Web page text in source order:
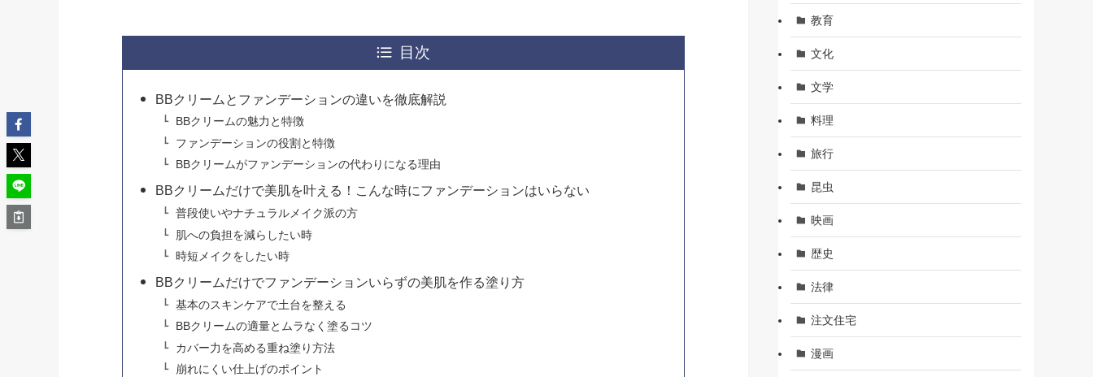
目次
BBクリームとファンデーションの違いを徹底解説
BBクリームの魅力と特徴
ファンデーションの役割と特徴
BBクリームがファンデーションの代わりになる理由
BBクリームだけで美肌を叶える！こんな時にファンデーションはいらない
普段使いやナチュラルメイク派の方
肌への負担を減らしたい時
時短メイクをしたい時
BBクリームだけでファンデーションいらずの美肌を作る塗り方
基本のスキンケアで土台を整える
BBクリームの適量とムラなく塗るコツ
カバー力を高める重ね塗り方法
崩れにくい仕上げのポイント
教育
文化
文学
料理
旅行
昆虫
映画
歴史
法律
注文住宅
漫画